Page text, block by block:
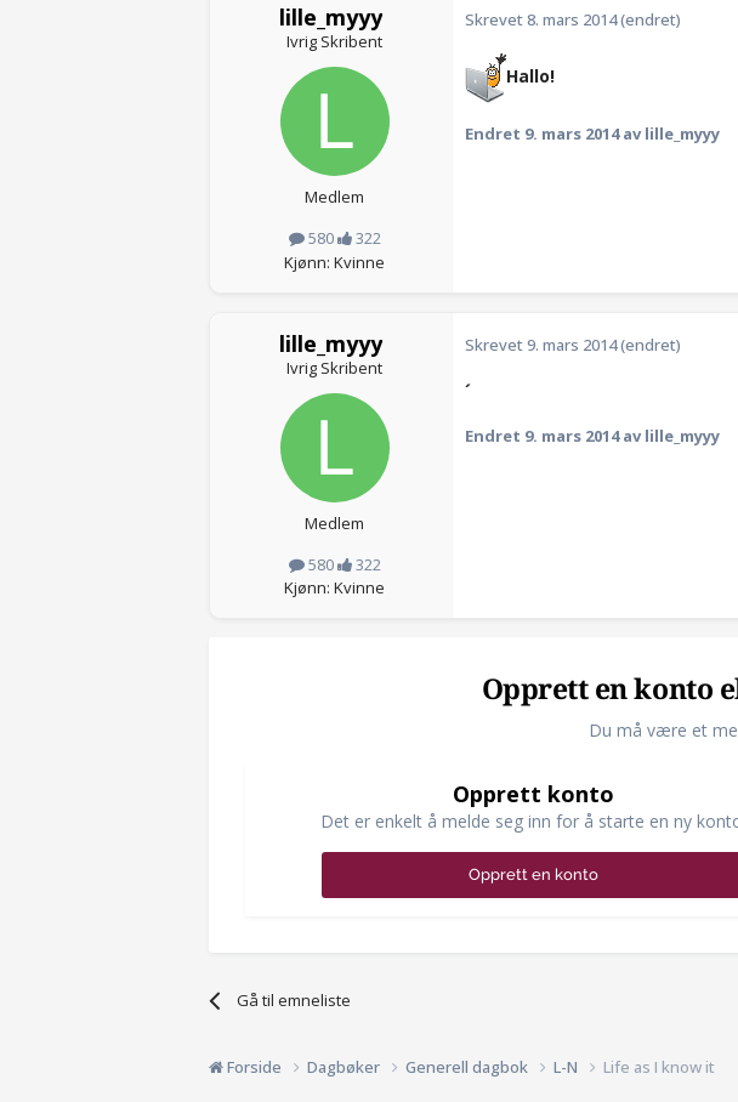
lille_myyy
Ivrig Skribent
Medlem
580
322
Kjønn: Kvinne
Skrevet8. mars 2014(endret)
Hallo!
Endret 9. mars 2014av lille_myyy
lille_myyy
Ivrig Skribent
Medlem
580
322
Kjønn: Kvinne
Skrevet9. mars 2014(endret)
´
Endret 9. mars 2014av lille_myyy
Opprett en konto
Du må være et
Opprett konto
Det er enkelt å melde seg inn for å starte en ny
Opprett en konto
Gå til emneliste
Forside Dagbøker Generell dagbok L-N Life as I know it